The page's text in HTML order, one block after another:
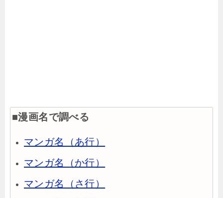
■漫画名で調べる
マンガ名（あ行）
マンガ名（か行）
マンガ名（さ行）